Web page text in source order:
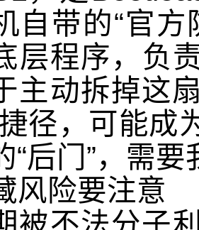
自带的“官
层程序，负
主动拆掉这
径，可能成
“后门”，需
风险要注意